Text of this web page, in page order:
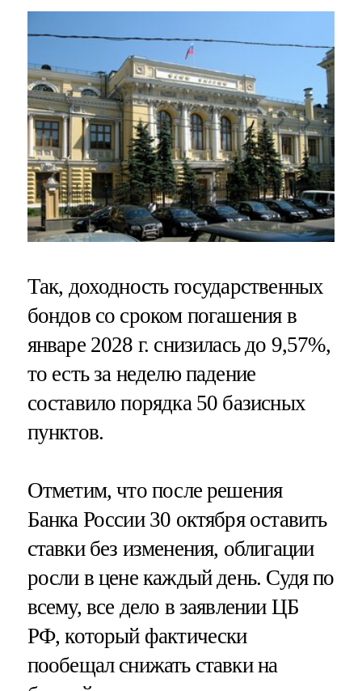
Так, доходность государственных
бондов со сроком погашения в
январе 2028 г. снизилась до 9,57%,
то есть за неделю падение
составило порядка 50 базисных
пунктов.
Отметим, что после решения
Банка России 30 октября оставить
ставки без изменения, облигации
росли в цене каждый день. Судя по
всему, все дело в заявлении ЦБ
РФ, который фактически
пообещал снижать ставки на